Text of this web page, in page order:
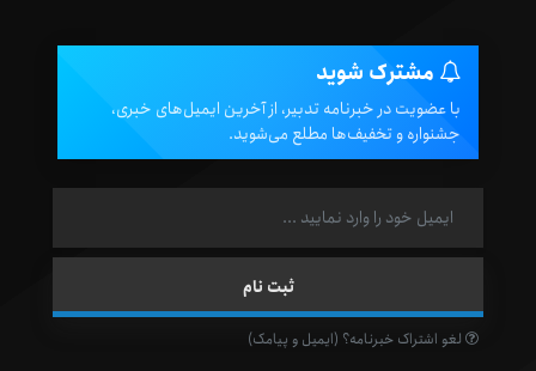
مشترک شوید
با عضویت در خبرنامه تدبیر، از آخرین ایمیل‌های خبری،
جشنواره و تخفیف‌ها مطلع می‌شوید.
لغو اشتراک خبرنامه؟ (ایمیل و پیامک)